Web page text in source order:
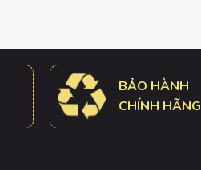
BẢO HÀNH
CHÍNH HÃNG